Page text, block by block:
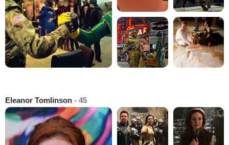
Eleanor Tomlinson - 45